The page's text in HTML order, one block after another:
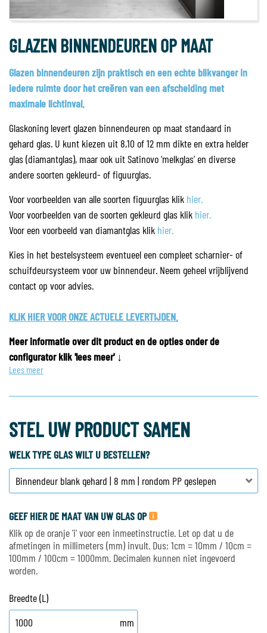
GLAZEN BINNENDEUREN OP MAAT
Glazen binnendeuren zijn praktisch en een echte blikvanger in
iedere ruimte door het creëren van een afscheiding met
maximale lichtinval.
Glaskoning levert glazen binnendeuren op maat standaard in
gehard glas. U kunt kiezen uit 8,10 of 12 mm dikte en extra helder
glas (diamantglas), maar ook uit Satinovo ‘melkglas’ en diverse
andere soorten gekleurd- of figuurglas.
Voor voorbeelden van alle soorten figuurglas klik hier.
Voor voorbeelden van de soorten gekleurd glas klik hier.
Voor een voorbeeld van diamantglas klik hier.
Kies in het bestelsysteem eventueel een compleet scharnier- of
schuifdeursysteem voor uw binnendeur. Neem geheel vrijblijvend
contact op voor advies.
KLIK HIER VOOR ONZE ACTUELE LEVERTIJDEN.
Meer informatie over dit product en de opties onder de
configurator klik 'lees meer' ↓
Lees meer
STEL UW PRODUCT SAMEN
WELK TYPE GLAS WILT U BESTELLEN?
GEEF HIER DE MAAT VAN UW GLAS OP
Klik op de oranje 'i' voor een inmeetinstructie. Let op dat u de
afmetingen in millimeters (mm) invult. Dus: 1cm = 10mm / 10cm =
100mm / 100cm = 1000mm. Decimalen kunnen niet ingevoerd
worden.
Breedte (L)
mm